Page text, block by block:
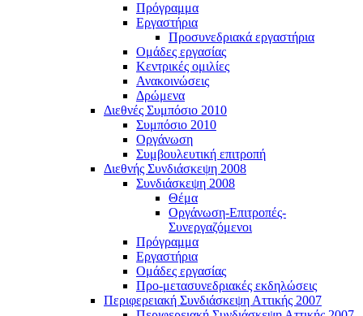
Πρόγραμμα
Εργαστήρια
Προσυνεδριακά εργαστήρια
Ομάδες εργασίας
Κεντρικές ομιλίες
Ανακοινώσεις
Δρώμενα
Διεθνές Συμπόσιο 2010
Συμπόσιο 2010
Οργάνωση
Συμβουλευτική επιτροπή
Διεθνής Συνδιάσκεψη 2008
Συνδιάσκεψη 2008
Θέμα
Οργάνωση-Επιτροπές-
Συνεργαζόμενοι
Πρόγραμμα
Εργαστήρια
Ομάδες εργασίας
Προ-μετασυνεδριακές εκδηλώσεις
Περιφερειακή Συνδιάσκεψη Αττικής 2007